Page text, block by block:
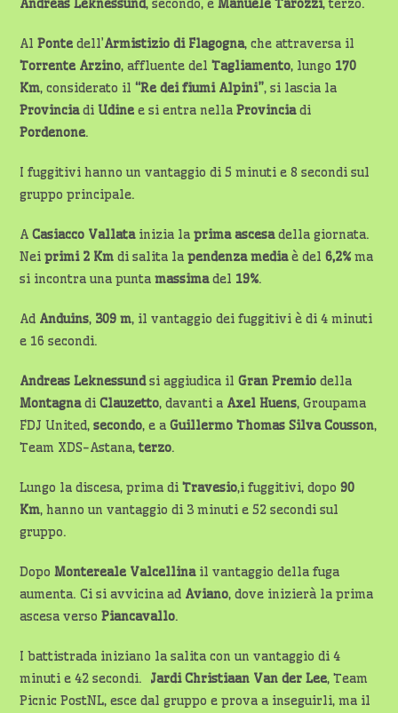
Andreas Leknessund, secondo, eManuele Tarozzi, terzo.
AlPonte dell’Armistizio di Flagogna, che attraversa il
Torrente Arzino, affluente delTagliamento, lungo 170
Km, considerato il“Re dei fiumi Alpini”, si lascia la
ProvinciadiUdine e si entra nellaProvinciadi
Pordenone.
I fuggitivi hanno un vantaggio di 5 minuti e 8 secondi sul
gruppo principale.
ACasiacco Vallatainizia laprima ascesadella giornata.
Neiprimi 2 Km di salita lapendenza mediaè del6,2% ma
si incontra una puntamassimadel 19%.
Ad Anduins, 309 m, il vantaggio dei fuggitivi è di 4 minuti
e 16 secondi.
Andreas Leknessundsi aggiudica ilGran Premio della
MontagnadiClauzetto, davanti a Axel Huens, Groupama
FDJ United,secondo, e aGuillermo Thomas Silva Cousson,
Team XDS-Astana,terzo.
Lungo la discesa, prima diTravesio,i fuggitivi, dopo90
Km, hanno un vantaggio di 3 minuti e 52 secondi sul
gruppo.
DopoMontereale Valcellinail vantaggio della fuga
aumenta. Ci si avvicina ad Aviano, dove inizierà la prima
ascesa versoPiancavallo.
I battistrada iniziano la salita con un vantaggio di 4
minuti e 42 secondi. Jardi Christiaan Van der Lee, Team
Picnic PostNL, esce dal gruppo e prova a inseguirli, ma il